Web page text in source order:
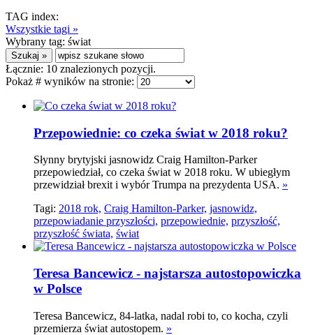
TAG index:
Wszystkie tagi »
Wybrany tag: świat
Łącznie: 10 znalezionych pozycji.
Pokaż # wyników na stronie:
Przepowiednie: co czeka świat w 2018 roku?
Słynny brytyjski jasnowidz Craig Hamilton-Parker
przepowiedział, co czeka świat w 2018 roku. W ubiegłym
przewidział brexit i wybór Trumpa na prezydenta USA. »
Tagi: 2018 rok, Craig Hamilton-Parker, jasnowidz,
przepowiadanie przyszłości, przepowiednie, przyszłość,
przyszłość świata, świat
Teresa Bancewicz - najstarsza autostopowiczka
w Polsce
Teresa Bancewicz, 84-latka, nadal robi to, co kocha, czyli
przemierza świat autostopem. »